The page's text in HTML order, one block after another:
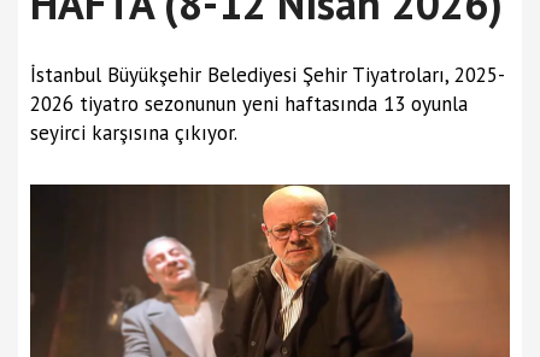
İstanbul Büyükşehir Belediyesi Şehir Tiyatroları, 2025-
2026 tiyatro sezonunun yeni haftasında 13 oyunla
seyirci karşısına çıkıyor.